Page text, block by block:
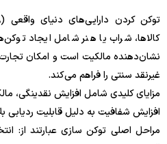
کالاها، شراب یا هنر شامل ایجاد
نشان‌دهنده مالکیت است و امکان
غیرنقد سنتی را فراهم می‌کند.
مزایای کلیدی شامل افزایش نقدینگی،
افزایش شفافیت به دلیل قابلیت
مراحل اصلی توکن سازی عبارتند از: